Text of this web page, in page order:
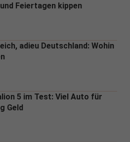
Feiertagen kippen
adieu Deutschland: Wohin
5 im Test: Viel Auto für
Geld